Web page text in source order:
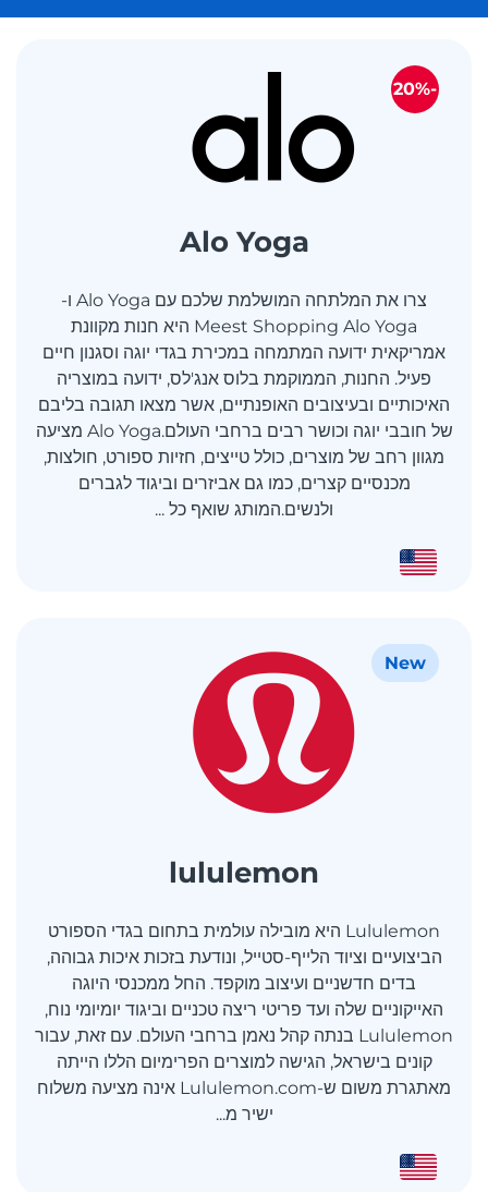
Alo Yoga
צרו את המלתחה המושלמת שלכם עם Alo Yoga ו-
Meest Shopping Alo Yoga היא חנות מקוונת
אמריקאית ידועה המתמחה במכירת בגדי יוגה וסגנון חיים
פעיל. החנות, הממוקמת בלוס אנג'לס, ידועה במוצריה
האיכותיים ובעיצובים האופנתיים, אשר מצאו תגובה בליבם
של חובבי יוגה וכושר רבים ברחבי העולם.Alo Yoga מציעה
מגוון רחב של מוצרים, כולל טייצים, חזיות ספורט, חולצות,
מכנסיים קצרים, כמו גם אביזרים וביגוד לגברים
ולנשים.המותג שואף כל ...
-20%
lululemon
Lululemon היא מובילה עולמית בתחום בגדי הספורט
הביצועיים וציוד הלייף-סטייל, ונודעת בזכות איכות גבוהה,
בדים חדשניים ועיצוב מוקפד. החל ממכנסי היוגה
האייקוניים שלה ועד פריטי ריצה טכניים וביגוד יומיומי נוח,
Lululemon בנתה קהל נאמן ברחבי העולם. עם זאת, עבור
קונים בישראל, הגישה למוצרים הפרימיום הללו הייתה
מאתגרת משום ש-Lululemon.com אינה מציעה משלוח
ישיר מ...
New